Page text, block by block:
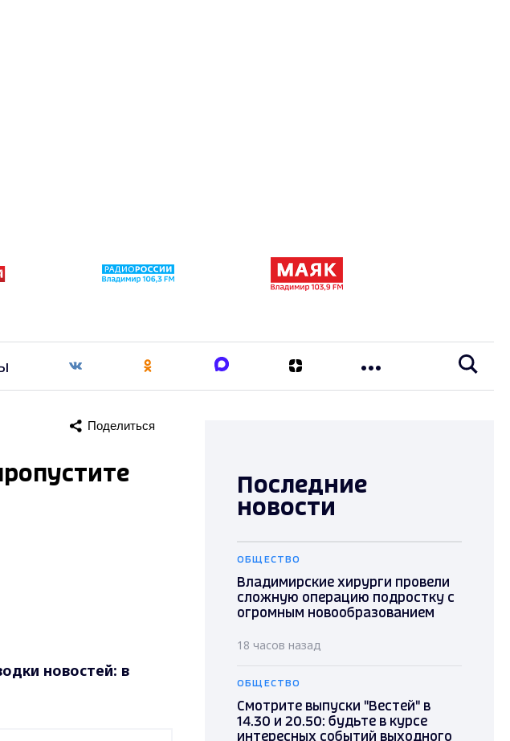
Поделиться
новостей: в
Последние
новости
ОБЩЕСТВО
Владимирские хирурги провели
сложную операцию подростку с
огромным новообразованием
18 часов назад
ОБЩЕСТВО
Смотрите выпуски "Вестей" в
14.30 и 20.50: будьте в курсе
интересных событий выходного